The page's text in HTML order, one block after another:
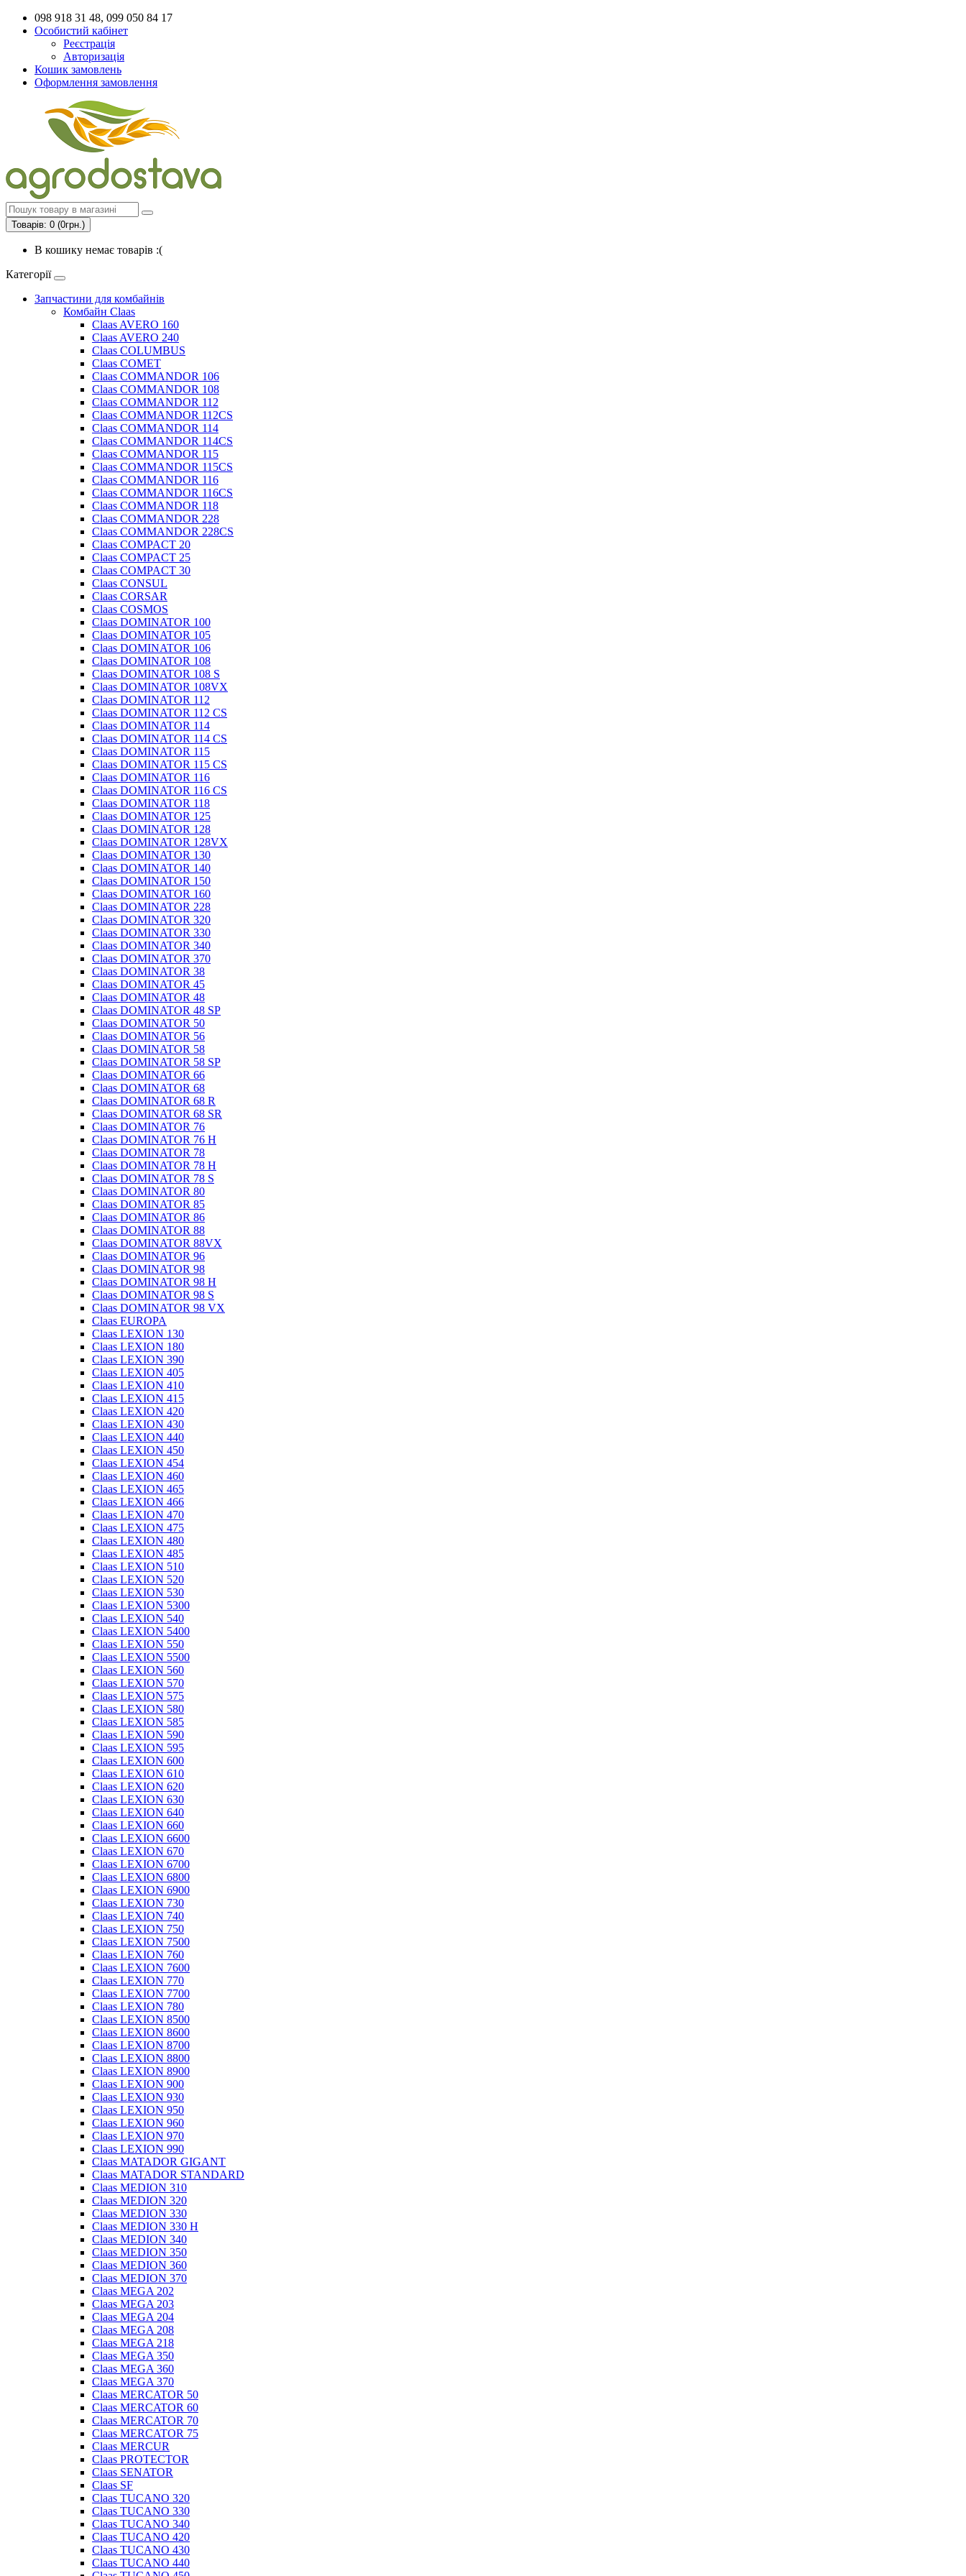
098 918 31 48, 099 050 84 17
Особистий кабінет
Реєстрація
Авторизація
Кошик замовлень
Оформлення замовлення
Товарів: 0 (0грн.)
В кошику немає товарів :(
Категорії
Запчастини для комбайнів
Комбайн Claas
Claas AVERO 160
Claas AVERO 240
Claas COLUMBUS
Claas COMET
Claas COMMANDOR 106
Claas COMMANDOR 108
Claas COMMANDOR 112
Claas COMMANDOR 112CS
Claas COMMANDOR 114
Claas COMMANDOR 114CS
Claas COMMANDOR 115
Claas COMMANDOR 115CS
Claas COMMANDOR 116
Claas COMMANDOR 116CS
Claas COMMANDOR 118
Claas COMMANDOR 228
Claas COMMANDOR 228CS
Claas COMPACT 20
Claas COMPACT 25
Claas COMPACT 30
Claas CONSUL
Claas CORSAR
Claas COSMOS
Claas DOMINATOR 100
Claas DOMINATOR 105
Claas DOMINATOR 106
Claas DOMINATOR 108
Claas DOMINATOR 108 S
Claas DOMINATOR 108VX
Claas DOMINATOR 112
Claas DOMINATOR 112 CS
Claas DOMINATOR 114
Claas DOMINATOR 114 CS
Claas DOMINATOR 115
Claas DOMINATOR 115 CS
Claas DOMINATOR 116
Claas DOMINATOR 116 CS
Claas DOMINATOR 118
Claas DOMINATOR 125
Claas DOMINATOR 128
Claas DOMINATOR 128VX
Claas DOMINATOR 130
Claas DOMINATOR 140
Claas DOMINATOR 150
Claas DOMINATOR 160
Claas DOMINATOR 228
Claas DOMINATOR 320
Claas DOMINATOR 330
Claas DOMINATOR 340
Claas DOMINATOR 370
Claas DOMINATOR 38
Claas DOMINATOR 45
Claas DOMINATOR 48
Claas DOMINATOR 48 SP
Claas DOMINATOR 50
Claas DOMINATOR 56
Claas DOMINATOR 58
Claas DOMINATOR 58 SP
Claas DOMINATOR 66
Claas DOMINATOR 68
Claas DOMINATOR 68 R
Claas DOMINATOR 68 SR
Claas DOMINATOR 76
Claas DOMINATOR 76 H
Claas DOMINATOR 78
Claas DOMINATOR 78 H
Claas DOMINATOR 78 S
Claas DOMINATOR 80
Claas DOMINATOR 85
Claas DOMINATOR 86
Claas DOMINATOR 88
Claas DOMINATOR 88VX
Claas DOMINATOR 96
Claas DOMINATOR 98
Claas DOMINATOR 98 H
Claas DOMINATOR 98 S
Claas DOMINATOR 98 VX
Claas EUROPA
Claas LEXION 130
Claas LEXION 180
Claas LEXION 390
Claas LEXION 405
Claas LEXION 410
Claas LEXION 415
Claas LEXION 420
Claas LEXION 430
Claas LEXION 440
Claas LEXION 450
Claas LEXION 454
Claas LEXION 460
Claas LEXION 465
Claas LEXION 466
Claas LEXION 470
Claas LEXION 475
Claas LEXION 480
Claas LEXION 485
Claas LEXION 510
Claas LEXION 520
Claas LEXION 530
Claas LEXION 5300
Claas LEXION 540
Claas LEXION 5400
Claas LEXION 550
Claas LEXION 5500
Claas LEXION 560
Claas LEXION 570
Claas LEXION 575
Claas LEXION 580
Claas LEXION 585
Claas LEXION 590
Claas LEXION 595
Claas LEXION 600
Claas LEXION 610
Claas LEXION 620
Claas LEXION 630
Claas LEXION 640
Claas LEXION 660
Claas LEXION 6600
Claas LEXION 670
Claas LEXION 6700
Claas LEXION 6800
Claas LEXION 6900
Claas LEXION 730
Claas LEXION 740
Claas LEXION 750
Claas LEXION 7500
Claas LEXION 760
Claas LEXION 7600
Claas LEXION 770
Claas LEXION 7700
Claas LEXION 780
Claas LEXION 8500
Claas LEXION 8600
Claas LEXION 8700
Claas LEXION 8800
Claas LEXION 8900
Claas LEXION 900
Claas LEXION 930
Claas LEXION 950
Claas LEXION 960
Claas LEXION 970
Claas LEXION 990
Claas MATADOR GIGANT
Claas MATADOR STANDARD
Claas MEDION 310
Claas MEDION 320
Claas MEDION 330
Claas MEDION 330 H
Claas MEDION 340
Claas MEDION 350
Claas MEDION 360
Claas MEDION 370
Claas MEGA 202
Claas MEGA 203
Claas MEGA 204
Claas MEGA 208
Claas MEGA 218
Claas MEGA 350
Claas MEGA 360
Claas MEGA 370
Claas MERCATOR 50
Claas MERCATOR 60
Claas MERCATOR 70
Claas MERCATOR 75
Claas MERCUR
Claas PROTECTOR
Claas SENATOR
Claas SF
Claas TUCANO 320
Claas TUCANO 330
Claas TUCANO 340
Claas TUCANO 420
Claas TUCANO 430
Claas TUCANO 440